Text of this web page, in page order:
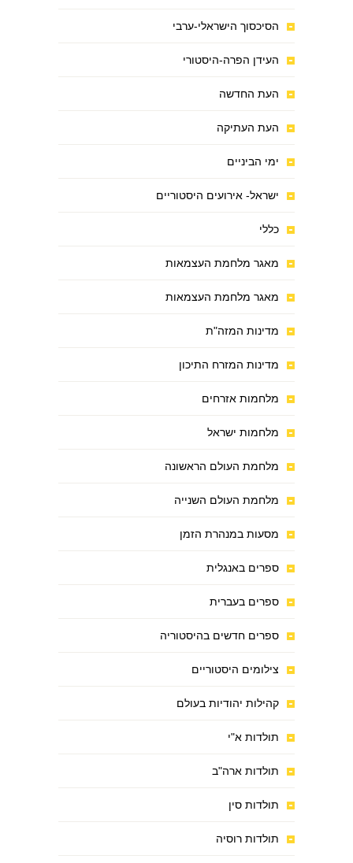
הסיכסוך הישראלי-ערבי
העידן הפרה-היסטורי
העת החדשה
העת העתיקה
ימי הביניים
ישראל- אירועים היסטוריים
כללי
מאגר מלחמת העצמאות
מאגר מלחמת העצמאות
מדינות המזה"ת
מדינות המזרח התיכון
מלחמות אזרחים
מלחמות ישראל
מלחמת העולם הראשונה
מלחמת העולם השנייה
מסעות במנהרת הזמן
ספרים באנגלית
ספרים בעברית
ספרים חדשים בהיסטוריה
צילומים היסטוריים
קהילות יהודיות בעולם
תולדות א"י
תולדות ארה"ב
תולדות סין
תולדות רוסיה